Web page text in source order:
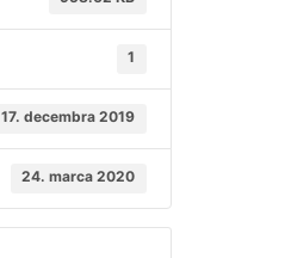
1
17. decembra 2019
24. marca 2020